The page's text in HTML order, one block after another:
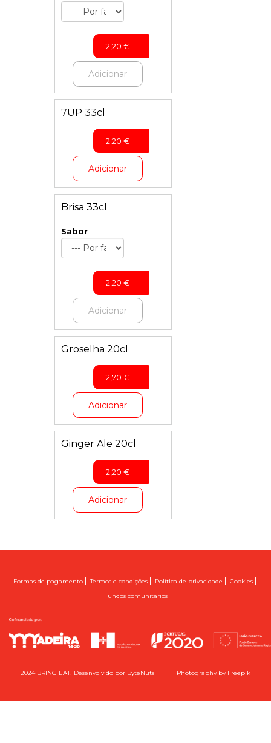
2,20 €
Adicionar
7UP 33cl
2,20 €
Adicionar
Brisa 33cl
Sabor
2,20 €
Adicionar
Groselha 20cl
2,70 €
Adicionar
Ginger Ale 20cl
2,20 €
Adicionar
Formas de pagamento|Termos e condições| Política de privacidade | Cookies|
Fundos comunitários
2024 BRING EAT! Desenvolvido por ByteNuts Photography by Freepik